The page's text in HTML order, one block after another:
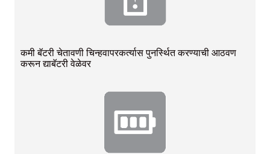
कमी बॅटरी चेतावणी चिन्हवापरकर्त्यास पुनर्स्थित करण्याची आठवण
करून द्याबॅटरी वेळेवर